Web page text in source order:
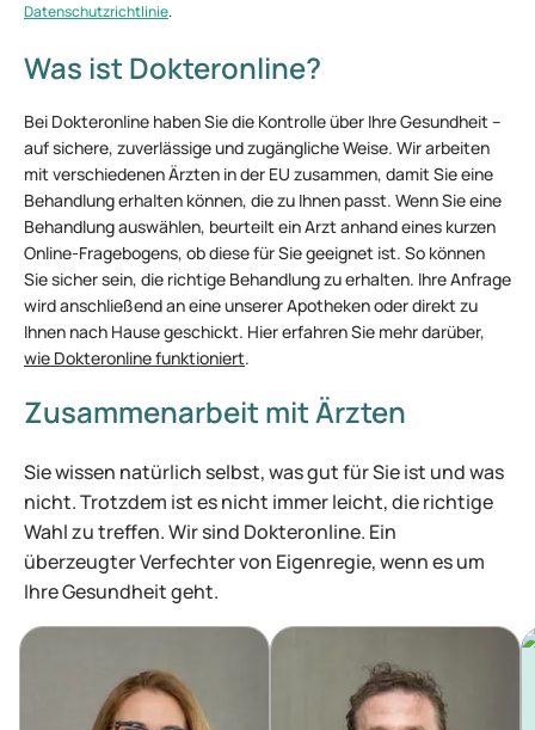
Datenschutzrichtlinie.
Was ist Dokteronline?
Bei Dokteronline haben Sie die Kontrolle über Ihre Gesundheit –
auf sichere, zuverlässige und zugängliche Weise. Wir arbeiten
mit verschiedenen Ärzten in der EU zusammen, damit Sie eine
Behandlung erhalten können, die zu Ihnen passt. Wenn Sie eine
Behandlung auswählen, beurteilt ein Arzt anhand eines kurzen
Online-Fragebogens, ob diese für Sie geeignet ist. So können
Sie sicher sein, die richtige Behandlung zu erhalten. Ihre Anfrage
wird anschließend an eine unserer Apotheken oder direkt zu
Ihnen nach Hause geschickt. Hier erfahren Sie mehr darüber,
wie Dokteronline funktioniert.
Zusammenarbeit mit Ärzten
Sie wissen natürlich selbst, was gut für Sie ist und was
nicht. Trotzdem ist es nicht immer leicht, die richtige
Wahl zu treffen. Wir sind Dokteronline. Ein
überzeugter Verfechter von Eigenregie, wenn es um
Ihre Gesundheit geht.